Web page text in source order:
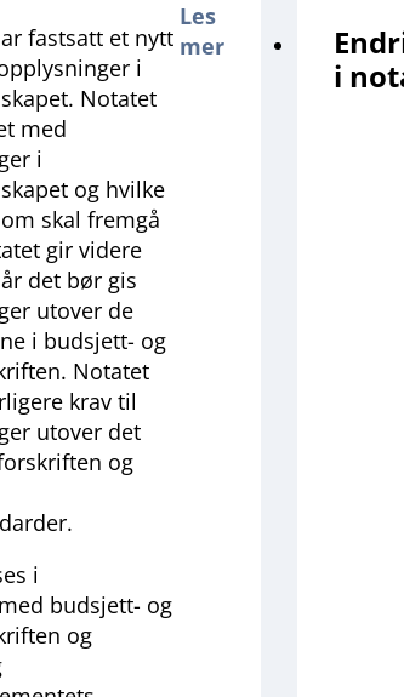
fastsatt et nytt
i
Notatet
med
i
og hvilke
skal fremgå
gir videre
det bør gis
utover de
i budsjett- og
Notatet
krav til
utover det
og
i
budsjett- og
og
Les
mer
i